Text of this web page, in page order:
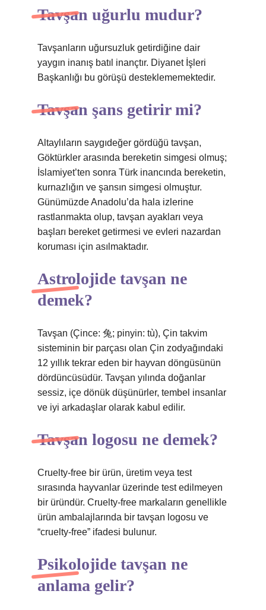
Tavşan uğurlu mudur?
Tavşanların uğursuzluk getirdiğine dair
yaygın inanış batıl inançtır. Diyanet İşleri
Başkanlığı bu görüşü desteklememektedir.
Tavşan şans getirir mi?
Altaylıların saygıdeğer gördüğü tavşan,
Göktürkler arasında bereketin simgesi olmuş;
İslamiyet’ten sonra Türk inancında bereketin,
kurnazlığın ve şansın simgesi olmuştur.
Günümüzde Anadolu’da hala izlerine
rastlanmakta olup, tavşan ayakları veya
başları bereket getirmesi ve evleri nazardan
koruması için asılmaktadır.
Astrolojide tavşan ne
demek?
Tavşan (Çince: 兔; pinyin: tù), Çin takvim
sisteminin bir parçası olan Çin zodyağındaki
12 yıllık tekrar eden bir hayvan döngüsünün
dördüncüsüdür. Tavşan yılında doğanlar
sessiz, içe dönük düşünürler, tembel insanlar
ve iyi arkadaşlar olarak kabul edilir.
Tavşan logosu ne demek?
Cruelty-free bir ürün, üretim veya test
sırasında hayvanlar üzerinde test edilmeyen
bir üründür. Cruelty-free markaların genellikle
ürün ambalajlarında bir tavşan logosu ve
“cruelty-free” ifadesi bulunur.
Psikolojide tavşan ne
anlama gelir?